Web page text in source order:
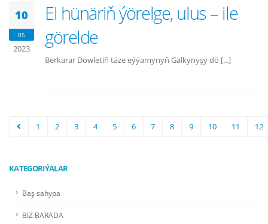
10
05
2023
El hünäriň ýörelge, ulus – ile
görelde
Berkarar Döwletiň täze eýýamynyň Galkynyşy dö [...]
1 2 3 4 5 6 7 8 9 10 11 12
KATEGORIÝALAR
Baş sahypa
BIZ BARADA